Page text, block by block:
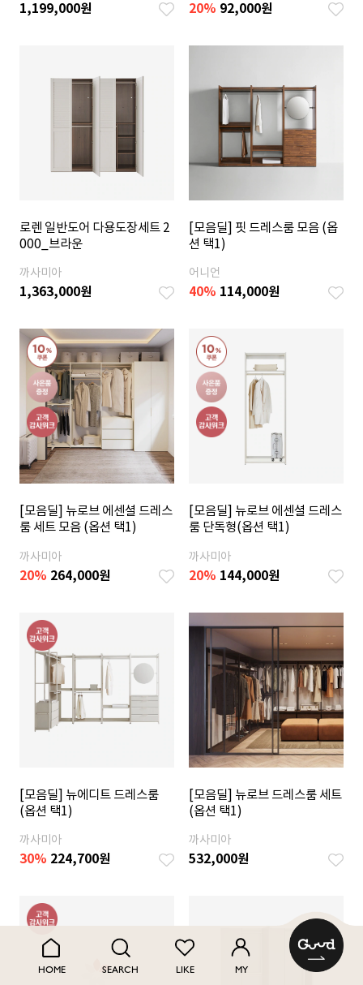
1,199,000원 20% 92,000원
로렌 일반도어 다용도장세트 2
000_브라운
까사미아
1,363,000원
[모음딜] 핏 드레스룸 모음 (옵
션 택1)
어니언
40% 114,000원
[모음딜] 뉴로브 에센셜 드레스
룸 세트 모음 (옵션 택1)
까사미아
20% 264,000원
[모음딜] 뉴로브 에센셜 드레스
룸 단독형(옵션 택1)
까사미아
20% 144,000원
[모음딜] 뉴에디트 드레스룸
(옵션 택1)
까사미아
30% 224,700원
[모음딜] 뉴로브 드레스룸 세트
(옵션 택1)
까사미아
532,000원
HOME SEARCH LIKE MY